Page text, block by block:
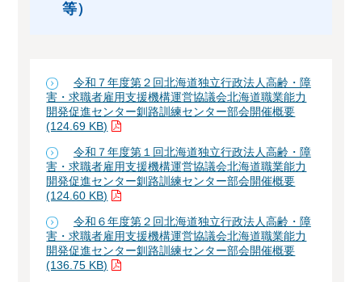
等）
令和７年度第２回北海道独立行政法人高齢・障
害・求職者雇用支援機構運営協議会北海道職業能力
開発促進センター釧路訓練センター部会開催概要
(124.69 KB)
令和７年度第１回北海道独立行政法人高齢・障
害・求職者雇用支援機構運営協議会北海道職業能力
開発促進センター釧路訓練センター部会開催概要
(124.60 KB)
令和６年度第２回北海道独立行政法人高齢・障
害・求職者雇用支援機構運営協議会北海道職業能力
開発促進センター釧路訓練センター部会開催概要
(136.75 KB)